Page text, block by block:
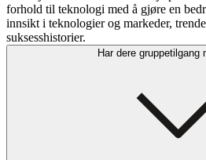
forhold til teknologi med å gjøre en
innsikt i teknologier og markeder,
suksesshistorier.
Har dere gruppetilgang